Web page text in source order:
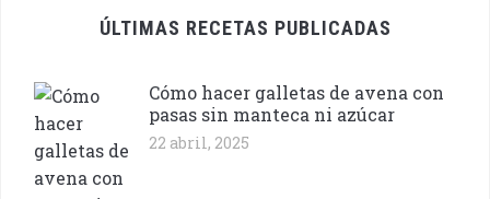
ÚLTIMAS RECETAS PUBLICADAS
Cómo hacer galletas de avena con
pasas sin manteca ni azúcar
22 abril, 2025